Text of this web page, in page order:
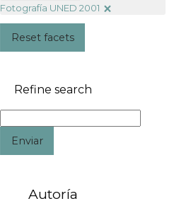
Fotografía UNED 2001
Reset facets
Refine search
Enviar
Autoría